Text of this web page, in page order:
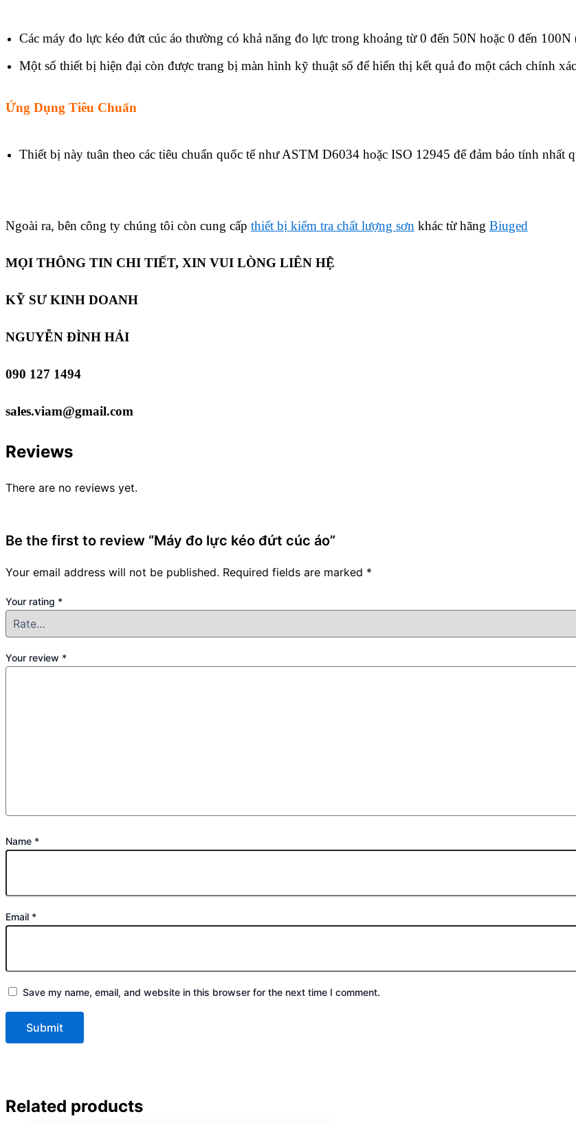
Các máy đo lực kéo đứt cúc áo thường có khả năng đo lực trong khoảng từ 0 đến 50N hoặc 0 đến
Một số thiết bị hiện đại còn được trang bị màn hình kỹ thuật số để hiển thị kết quả đo một cách chính
Ứng Dụng Tiêu Chuẩn
Thiết bị này tuân theo các tiêu chuẩn quốc tế như ASTM D6034 hoặc ISO 12945 để đảm bảo tính nhất
Ngoài ra, bên công ty chúng tôi còn cung cấp thiết bị kiểm tra chất lượng sơn khác từ hãng Biuged
MỌI THÔNG TIN CHI TIẾT, XIN VUI LÒNG LIÊN HỆ
KỸ SƯ KINH DOANH
NGUYỄN ĐÌNH HẢI
090 127 1494
sales.viam@gmail.com
Reviews
There are no reviews yet.
Be the first to review “Máy đo lực kéo đứt cúc áo”
Your email address will not be published. Required fields are marked *
Your rating *
Your review *
Name *
Email *
Save my name, email, and website in this browser for the next time I comment.
Related products